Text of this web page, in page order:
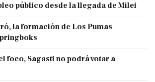
público desde la llegada de Milei
la formación de Los Pumas
foco, Sagasti no podrá votar a